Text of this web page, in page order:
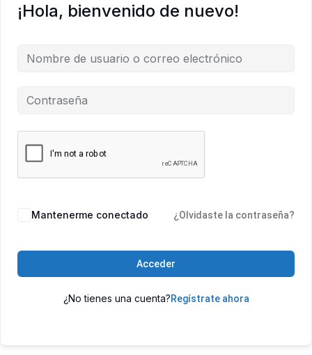
¡Hola, bienvenido de nuevo!
Mantenerme conectado ¿Olvidaste la contraseña?
Acceder
¿No tienes una cuenta?Regístrate ahora